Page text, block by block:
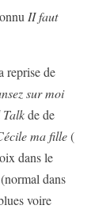
II faut
reprise de
sur moi
de de
ma fille(
dans le
(normal dans
voire